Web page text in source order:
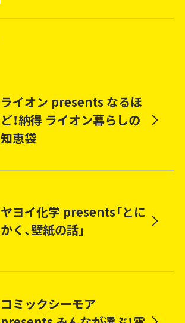
ライオン presents なるほ
ど！納得 ライオン暮らしの
知恵袋
ヤヨイ化学 presents「とに
かく、壁紙の話」
コミックシーモア